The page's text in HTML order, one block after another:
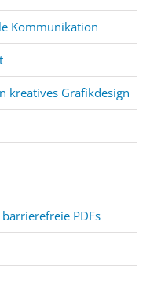
Kommunikation
kreatives Grafikdesign
PDFs